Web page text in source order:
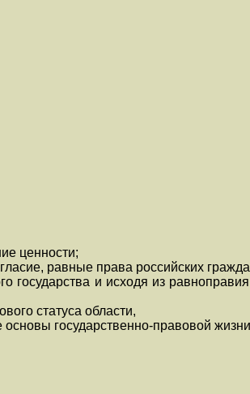
ценности;
равные права российских
государства и исходя из
статуса области,
государственно-правовой